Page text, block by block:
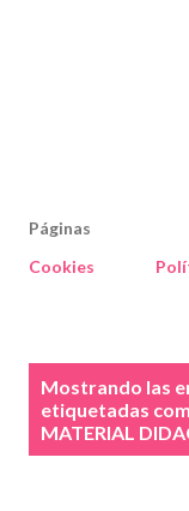
Páginas
Cookies
Mostrando las
etiquetadas
MATERIAL